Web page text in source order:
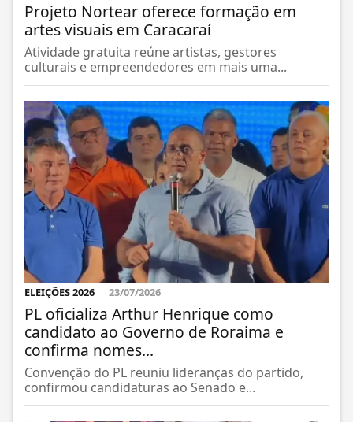
Projeto Nortear oferece formação em
artes visuais em Caracaraí
Atividade gratuita reúne artistas, gestores
culturais e empreendedores em mais uma...
ELEIÇÕES 2026 23/07/2026
PL oficializa Arthur Henrique como
candidato ao Governo de Roraima e
confirma nomes...
Convenção do PL reuniu lideranças do partido,
confirmou candidaturas ao Senado e...